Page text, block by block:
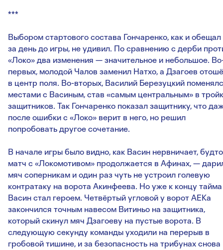
***
Выбором стартового состава Гончаренко, как и обещал
за день до игры, не удивил. По сравнению с дерби
«Локо» два изменения — значительное и небольшое.
первых, молодой Чалов заменил Натхо, а Дзагоев
в центр поля. Во-вторых, Василий Березуцкий
местами с Васиным, став «самым центральным» в
защитников. Так Гончаренко показал защитнику, что
после ошибки с «Локо» верит в него, но решил
попробовать другое сочетание.
В начале игры было видно, как Васин нервничает, будто
матч с «Локомотивом» продолжается в Афинах, —
мяч соперникам и один раз чуть не устроил голевую
контратаку на ворота Акинфеева. Но уже к концу тайма
Васин стал героем. Четвёртый угловой у ворот АЕКа
закончился точным навесом Витиньо на защитника,
который скинул мяч Дзагоеву на пустые ворота. В
следующую секунду команды уходили на перерыв в
гробовой тишине, и за безопасность на трибунах снова